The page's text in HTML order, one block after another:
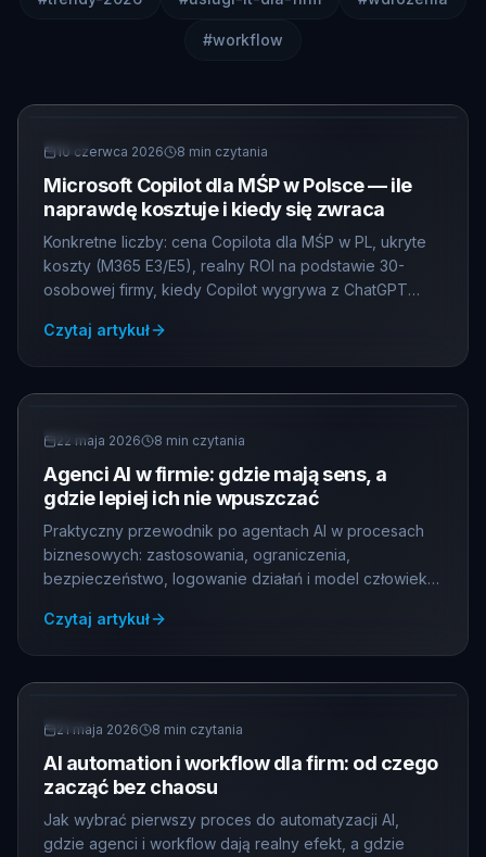
#workflow
10 czerwca 2026 8 min czytania
Microsoft Copilot dla MŚP w Polsce — ile
naprawdę kosztuje i kiedy się zwraca
Konkretne liczby: cena Copilota dla MŚP w PL, ukryte
koszty (M365 E3/E5), realny ROI na podstawie 30-
osobowej firmy, kiedy Copilot wygrywa z ChatGPT
Czytaj artykuł
22 maja 2026 8 min czytania
Agenci AI w firmie: gdzie mają sens, a
gdzie lepiej ich nie wpuszczać
Praktyczny przewodnik po agentach AI w procesach
biznesowych: zastosowania, ograniczenia,
bezpieczeństwo, logowanie działań i model człowieka
Czytaj artykuł
21 maja 2026 8 min czytania
AI automation i workflow dla firm: od czego
zacząć bez chaosu
Jak wybrać pierwszy proces do automatyzacji AI,
gdzie agenci i workflow dają realny efekt, a gdzie